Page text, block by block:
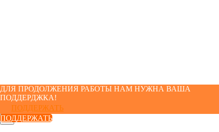
ДЛЯ ПРОДОЛЖЕНИЯ РАБОТЫ НАМ НУЖНА ВАША
ПОДДЕРДЖКА!
ПОДДЕРЖАТЬ
ПОДДЕРЖАТЬ